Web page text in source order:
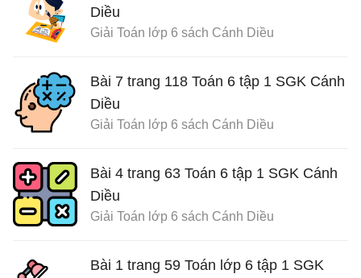
Diều
Giải Toán lớp 6 sách Cánh Diều
Bài 7 trang 118 Toán 6 tập 1 SGK Cánh
Diều
Giải Toán lớp 6 sách Cánh Diều
Bài 4 trang 63 Toán 6 tập 1 SGK Cánh
Diều
Giải Toán lớp 6 sách Cánh Diều
Bài 1 trang 59 Toán lớp 6 tập 1 SGK